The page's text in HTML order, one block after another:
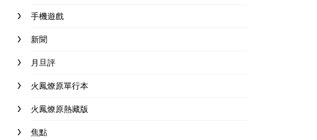
手機遊戲
新聞
月旦評
火鳳燎原單行本
火鳳燎原熱藏版
焦點